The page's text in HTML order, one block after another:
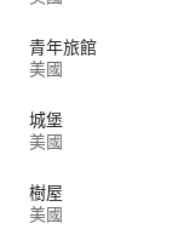
青年旅館
美國
城堡
美國
樹屋
美國